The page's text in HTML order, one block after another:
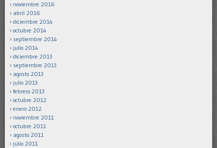
noviembre 2016
abril 2016
diciembre 2014
octubre 2014
septiembre 2014
julio 2014
diciembre 2013
septiembre 2013
agosto 2013
julio 2013
febrero 2013
octubre 2012
enero 2012
noviembre 2011
octubre 2011
agosto 2011
julio 2011